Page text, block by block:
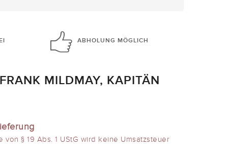
ABHOLUNG MÖGLICH
MILDMAY, KAPITÄN
von § 19 Abs. 1 UStG wird keine Umsatzsteuer